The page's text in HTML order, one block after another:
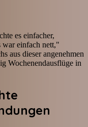
es einfacher,
war einfach nett,"
aus dieser angenehmen
Wochenendausflüge in